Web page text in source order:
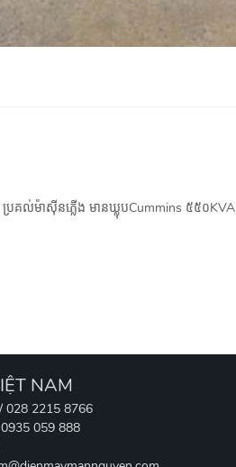
រគល់ម៉ាស៊ីនភ្លើង មានឃ្លុបCummins ៥៥០KVA
NAM
028 2215 8766
059 888